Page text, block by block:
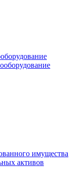
имущества
активов